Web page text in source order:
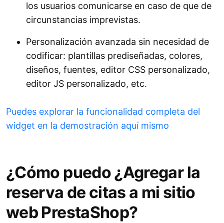
los usuarios comunicarse en caso de que de
circunstancias imprevistas.
Personalización avanzada sin necesidad de
codificar: plantillas prediseñadas, colores,
diseños, fuentes, editor CSS personalizado,
editor JS personalizado, etc.
Puedes explorar la funcionalidad completa del
widget en la demostración aquí mismo
¿Cómo puedo ¿Agregar la
reserva de citas a mi sitio
web PrestaShop?